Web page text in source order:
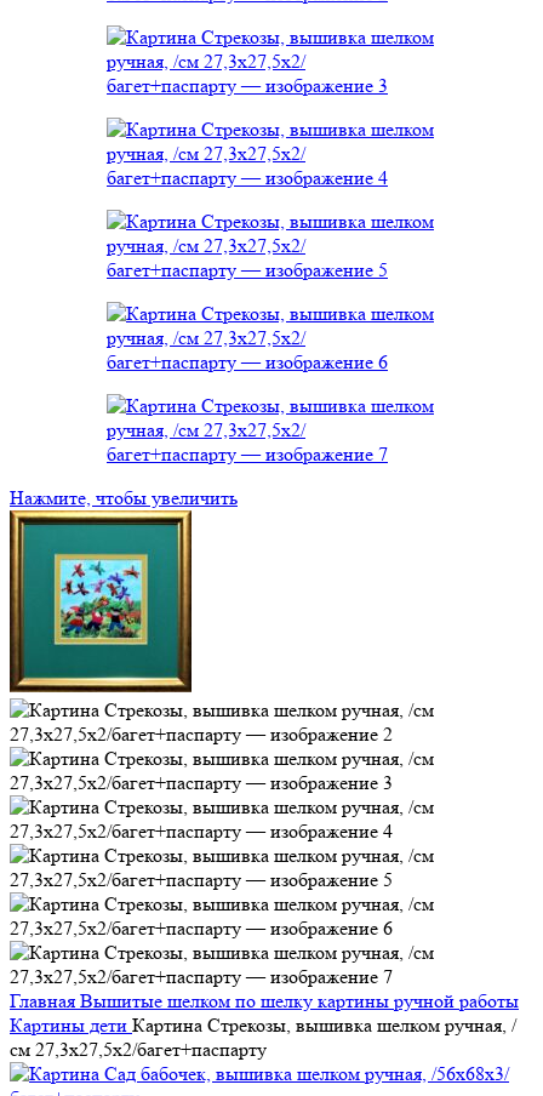
Нажмите, чтобы увеличить
Главная Вышитые шелком по шелку картины ручной работы
Картины дети Картина Стрекозы, вышивка шелком ручная, /
см 27,3х27,5х2/багет+паспарту